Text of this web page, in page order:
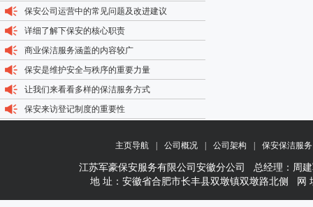
保安公司运营中的常见问题及改进建议
详细了解下保安的核心职责
商业保洁服务涵盖的内容较广
保安是维护安全与秩序的重要力量
让我们来看看多样的保洁服务方式
保安来访登记制度的重要性
主页导航 公司概况 公司架构 保安保洁服务
江苏军豪保安服务有限公司安徽分公司 总经理：周
地 址：安徽省合肥市长丰县双墩镇双墩路北侧 网